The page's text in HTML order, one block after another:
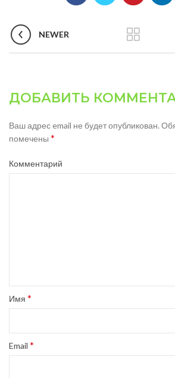
NEWER
ДОБАВИТЬ
Ваш адрес email не будет опубликован.
помечены *
Комментарий
Имя *
Email *